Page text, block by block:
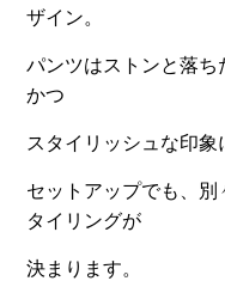
ザイン。
パンツはストンと落
かつ
スタイリッシュな印象
セットアップでも、
タイリングが
決まります。